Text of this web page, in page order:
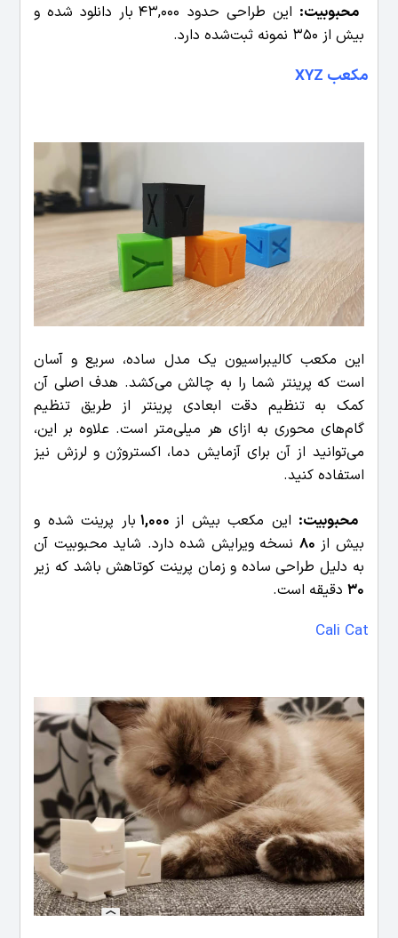
محبوبیت:
این طراحی حدود 43,000 بار دانلود شده و
بیش از 350 نمونه ثبت‌شده دارد.
مکعب XYZ
این مکعب کالیبراسیون یک مدل ساده، سریع و آسان
است که پرینتر شما را به چالش می‌کشد. هدف اصلی آن
کمک به تنظیم دقت ابعادی پرینتر از طریق تنظیم
گام‌های محوری به ازای هر میلی‌متر است. علاوه بر این،
می‌توانید از آن برای آزمایش دما، اکستروژن و لرزش نیز
استفاده کنید.
محبوبیت: این مکعب بیش از
بار پرینت شده و
بیش از 80 نسخه ویرایش شده دارد. شاید محبوبیت آن
به دلیل طراحی ساده و زمان پرینت کوتاهش باشد که زیر
30 دقیقه است.
Cali Cat